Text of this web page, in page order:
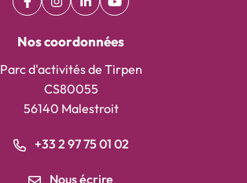
Facebook
(ouverture dans un nouvel onglet)
Instagram
(ouverture dans un nouvel onglet)
Linkedin
(ouverture dans un nouvel
YouTube
(ouverture dans un
Nos coordonnées
Parc d'activités de Tirpen
CS80055
56140 Malestroit
+33 2 97 75 01 02
Nous écrire